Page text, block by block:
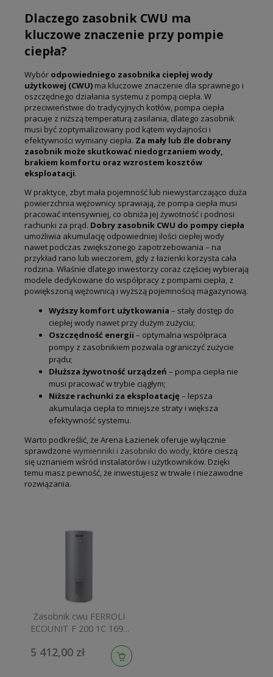
Dlaczego zasobnik CWU ma
kluczowe znaczenie przy pompie
ciepła?
Wybór odpowiedniego zasobnika ciepłej wody
użytkowej (CWU) ma kluczowe znaczenie dla sprawnego i
oszczędnego działania systemu z pompą ciepła. W
przeciwieństwie do tradycyjnych kotłów, pompa ciepła
pracuje z niższą temperaturą zasilania, dlatego zasobnik
musi być zoptymalizowany pod kątem wydajności i
efektywności wymiany ciepła. Za mały lub źle dobrany
zasobnik może skutkować niedogrzaniem wody,
brakiem komfortu oraz wzrostem kosztów
eksploatacji.
W praktyce, zbyt mała pojemność lub niewystarczająco duża
powierzchnia wężownicy sprawiają, że pompa ciepła musi
pracować intensywniej, co obniża jej żywotność i podnosi
rachunki za prąd. Dobry zasobnik CWU do pompy ciepła
umożliwia akumulację odpowiedniej ilości ciepłej wody
nawet podczas zwiększonego zapotrzebowania – na
przykład rano lub wieczorem, gdy z łazienki korzysta cała
rodzina. Właśnie dlatego inwestorzy coraz częściej wybierają
modele dedykowane do współpracy z pompami ciepła, z
powiększoną wężownicą i wyższą pojemnością magazynową.
Wyższy komfort użytkowania – stały dostęp do
ciepłej wody nawet przy dużym zużyciu;
Oszczędność energii – optymalna współpraca
pompy z zasobnikiem pozwala ograniczyć zużycie
prądu;
Dłuższa żywotność urządzeń – pompa ciepła nie
musi pracować w trybie ciągłym;
Niższe rachunki za eksploatację – lepsza
akumulacja ciepła to mniejsze straty i większa
efektywność systemu.
Warto podkreślić, że Arena Łazienek oferuje wyłącznie
sprawdzone wymienniki i zasobniki do wody, które cieszą
się uznaniem wśród instalatorów i użytkowników. Dzięki
temu masz pewność, że inwestujesz w trwałe i niezawodne
rozwiązania.
Zasobnik cwu FERROLI
ECOUNIT F 200 1C 169L
wężownicą GRL4110A
5 412,00 zł